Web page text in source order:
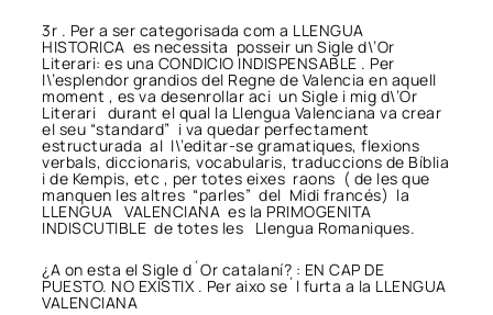
3r . Per a ser categorisada com a LLENGUA
HISTORICA es necessita posseir un Sigle d\’Or
Literari: es una CONDICIO INDISPENSABLE . Per
l\’esplendor grandios del Regne de Valencia en aquell
moment , es va desenrollar aci un Sigle i mig d\’Or
Literari durant el qual la Llengua Valenciana va crear
el seu “standard” i va quedar perfectament
estructurada al l\’editar-se gramatiques, flexions
verbals, diccionaris, vocabularis, traduccions de Bíblia
i de Kempis, etc , per totes eixes raons ( de les que
manquen les altres “parles” del Midi francés) la
LLENGUA VALENCIANA es la PRIMOGENITA
INDISCUTIBLE de totes les Llengua Romaniques.
¿A on esta el Sigle d´Or catalaní? : EN CAP DE
PUESTO. NO EXISTIX . Per aixo se´l furta a la LLENGUA
VALENCIANA